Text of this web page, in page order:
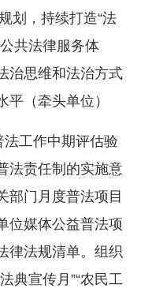
，持续打造“法
共法律服务体
治思维和法治方式
（牵头单位）
工作中期评估验
法责任制的实施意
部门月度普法项目
位媒体公益普法项
律法规清单。组织
典宣传月”“农民工